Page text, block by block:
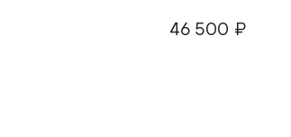
46 500 ₽